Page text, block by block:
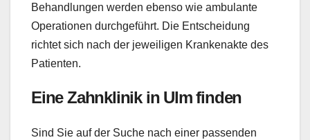
Behandlungen werden ebenso wie ambulante
Operationen durchgeführt. Die Entscheidung
richtet sich nach der jeweiligen Krankenakte des
Patienten.
Eine Zahnklinik in Ulm finden
Sind Sie auf der Suche nach einer passenden